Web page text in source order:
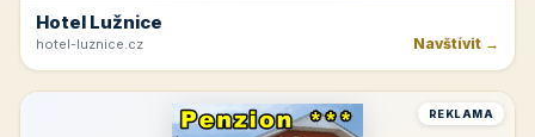
Hotel Lužnice
hotel-luznice.cz Navštívit →
REKLAMA